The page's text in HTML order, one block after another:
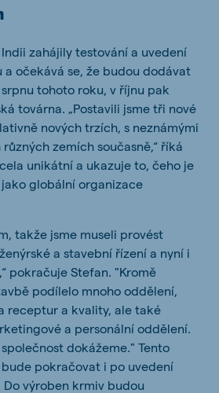
zahájily testování a uvedení
a očekává se, že budou dodávat
tohoto roku, v říjnu pak
továrna. „Postavili jsme tři nové
nových trzích, s neznámými
zemích současně,“ říká
unikátní a ukazuje to, čeho je
globální organizace
takže jsme museli provést
a stavební řízení a nyní i
pokračuje Stefan. "Kromě
podílelo mnoho oddělení,
receptur a kvality, ale také
a personální oddělení.
dokážeme." Tento
pokračovat i po uvedení
výroben krmiv budou